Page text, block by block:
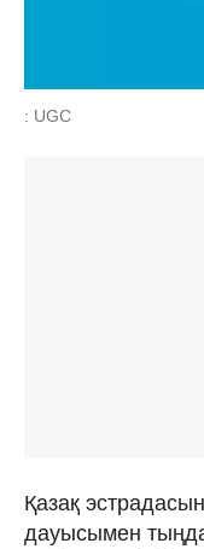
: UGC
Қазақ
дауысымен